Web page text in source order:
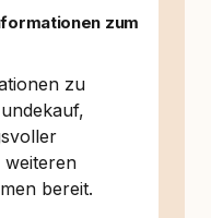
zum
zu
weiteren
bereit.